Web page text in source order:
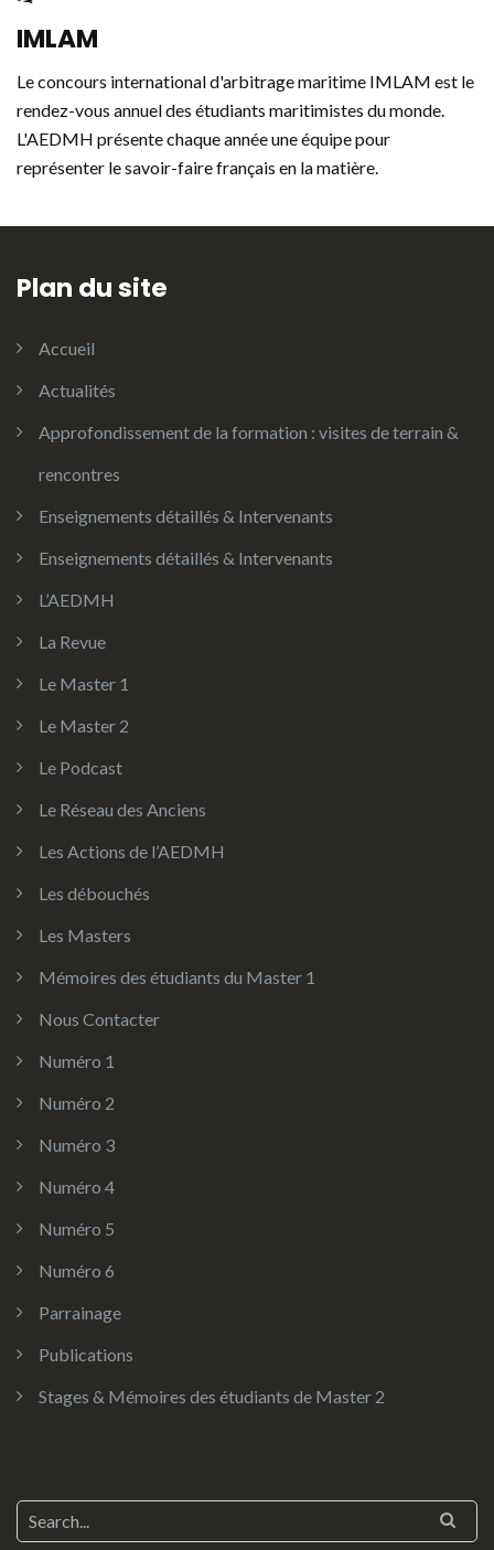
IMLAM
Le concours international d'arbitrage maritime IMLAM est le
rendez-vous annuel des étudiants maritimistes du monde.
L'AEDMH présente chaque année une équipe pour
représenter le savoir-faire français en la matière.
Plan du site
Accueil
Actualités
Approfondissement de la formation : visites de terrain &
rencontres
Enseignements détaillés & Intervenants
Enseignements détaillés & Intervenants
L’AEDMH
La Revue
Le Master 1
Le Master 2
Le Podcast
Le Réseau des Anciens
Les Actions de l’AEDMH
Les débouchés
Les Masters
Mémoires des étudiants du Master 1
Nous Contacter
Numéro 1
Numéro 2
Numéro 3
Numéro 4
Numéro 5
Numéro 6
Parrainage
Publications
Stages & Mémoires des étudiants de Master 2